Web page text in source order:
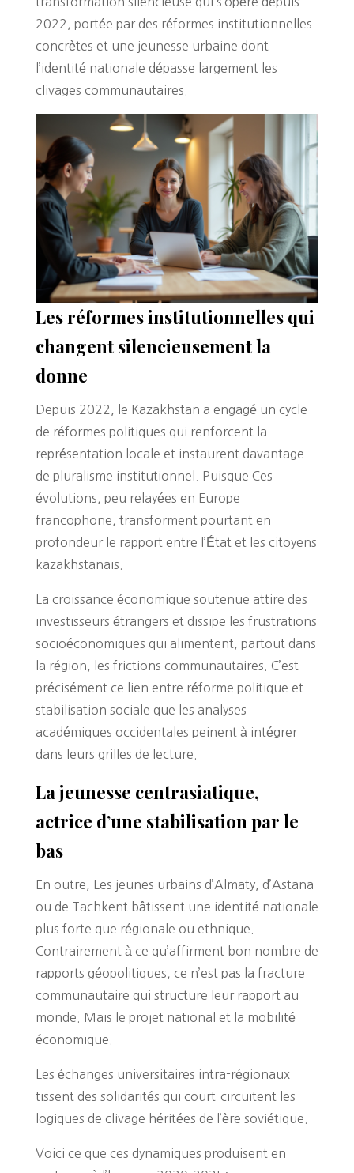
2022, portée par des réformes institutionnelles
concrètes et une jeunesse urbaine dont
l’identité nationale dépasse largement les
clivages communautaires.
Les réformes institutionnelles qui
changent silencieusement la
donne
Depuis 2022, le Kazakhstan a engagé un cycle
de réformes politiques qui renforcent la
représentation locale et instaurent davantage
de pluralisme institutionnel. Puisque Ces
évolutions, peu relayées en Europe
francophone, transforment pourtant en
profondeur le rapport entre l’État et les citoyens
kazakhstanais.
La croissance économique soutenue attire des
investisseurs étrangers et dissipe les frustrations
socioéconomiques qui alimentent, partout dans
la région, les frictions communautaires. C’est
précisément ce lien entre réforme politique et
stabilisation sociale que les analyses
académiques occidentales peinent à intégrer
dans leurs grilles de lecture.
La jeunesse centrasiatique,
actrice d’une stabilisation par le
bas
En outre, Les jeunes urbains d’Almaty, d’Astana
ou de Tachkent bâtissent une identité nationale
plus forte que régionale ou ethnique.
Contrairement à ce qu’affirment bon nombre de
rapports géopolitiques, ce n’est pas la fracture
communautaire qui structure leur rapport au
monde. Mais le projet national et la mobilité
économique.
Les échanges universitaires intra-régionaux
tissent des solidarités qui court-circuitent les
logiques de clivage héritées de l’ère soviétique.
Voici ce que ces dynamiques produisent en